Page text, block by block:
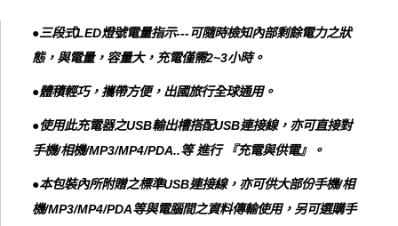
●三段式LED燈號電量指示---可隨時檢知內部剩餘電力之狀
態，與電量，容量大，充電僅需2~3小時。
●體積輕巧，攜帶方便，出國旅行全球通用。
●使用此充電器之USB輸出槽搭配USB連接線，亦可直接對
手機/相機/MP3/MP4/PDA..等 進行 『充電與供電』。
●本包裝內所附贈之標準USB連接線，亦可供大部份手機/相
機/MP3/MP4/PDA等與電腦間之資料傳輸使用，另可選購手